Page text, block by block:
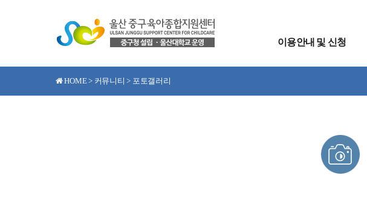
이용안내 및 신청
HOME > 커뮤니티 > 포토갤러리